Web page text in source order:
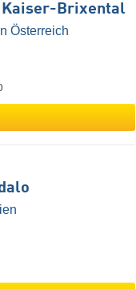
Brixental
Österreich